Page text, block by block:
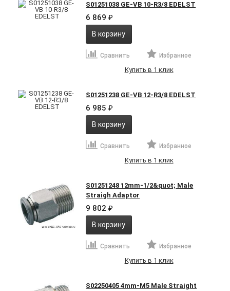
S01251038 GE-VB 10-R3/8 EDELST
6 869₽
В корзину
Сравнить Избранное
Купить в 1 клик
S01251238 GE-VB 12-R3/8 EDELST
6 985₽
В корзину
Сравнить Избранное
Купить в 1 клик
S01251248 12mm-1/2&quot; Male
Straigh Adaptor
9 802₽
В корзину
Сравнить Избранное
Купить в 1 клик
S02250405 4mm-M5 Male Straight